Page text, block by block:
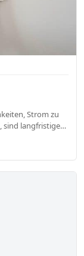
Strom zu
sind langfristige…